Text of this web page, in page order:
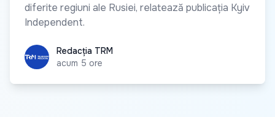
diferite regiuni ale Rusiei, relatează publicația Kyiv
Independent.
Redacția TRM
Redacția TRM
acum 5 ore